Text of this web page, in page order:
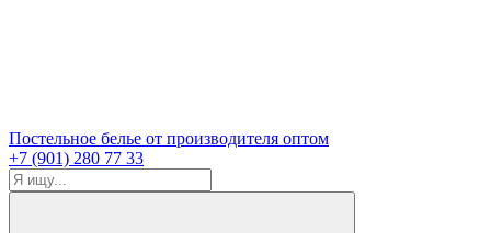
Постельное белье от производителя оптом
+7 (901) 280 77 33